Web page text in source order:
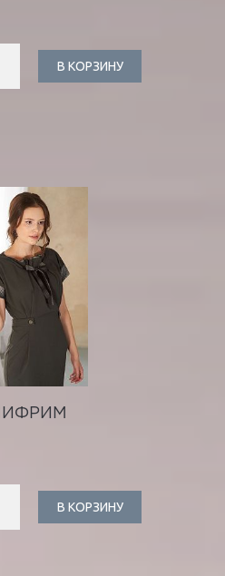
В КОРЗИНУ
В КОРЗИНУ